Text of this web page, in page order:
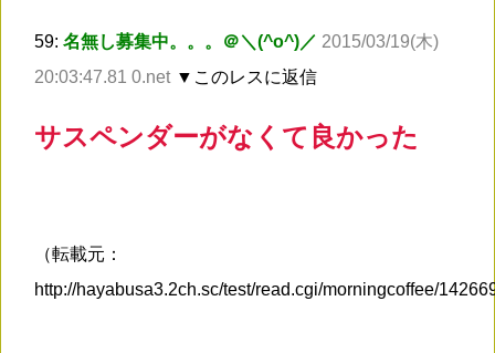
59: 名無し募集中。。。＠＼(^o^)／ 2015/03/19(木)
20:03:47.81 0.net ▼このレスに返信
サスペンダーがなくて良かった
（転載元：
http://hayabusa3.2ch.sc/test/read.cgi/morningcoffee/